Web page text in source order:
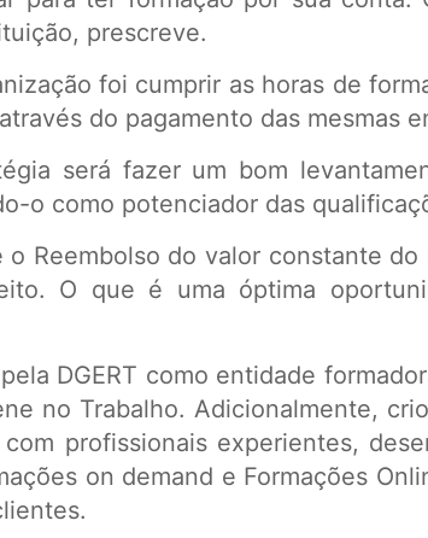
prescreve.
foi cumprir as horas de
do pagamento das mesmas
será fazer um bom
o como potenciador das
Reembolso do valor constante
O que é uma óptima
DGERT como entidade
no Trabalho. Adicionalmente,
profissionais experientes,
on demand e Formações